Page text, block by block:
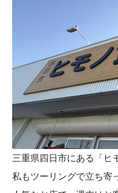
三重県四日市にある「ヒ
私もツーリングで立ち寄